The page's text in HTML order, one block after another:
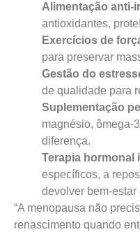
Alimentação anti-
antioxidantes,
Exercícios de
para preservar
Gestão do
de qualidade para
Suplementação
magnésio, ômega-
diferença.
Terapia hormonal
específicos, a
devolver bem-
“A menopausa não
renascimento quando